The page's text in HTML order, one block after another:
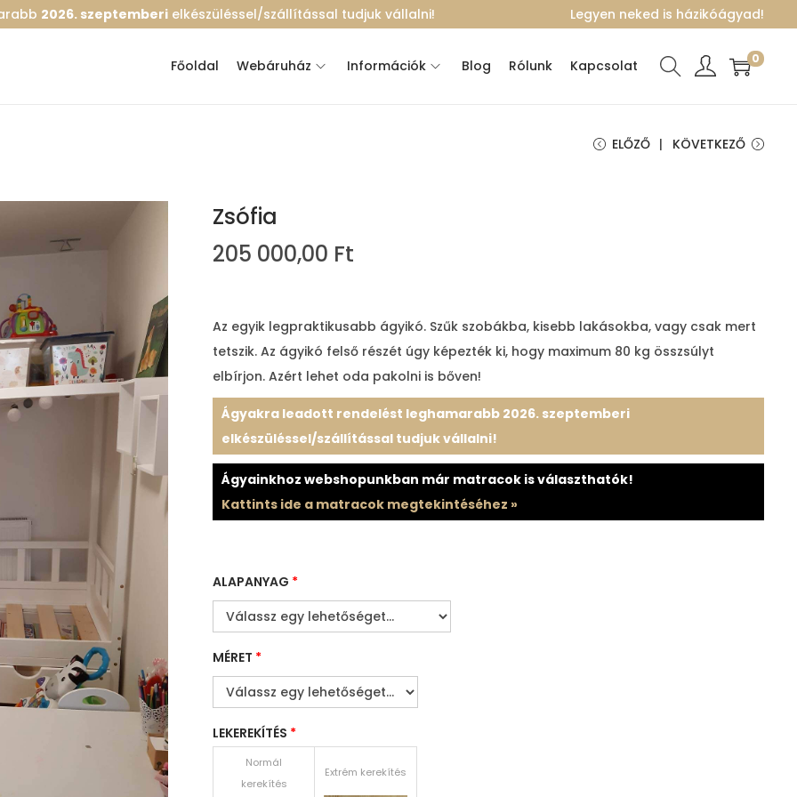
2026. szeptemberielkészüléssel/szállítással tudjuk vállalni! Legyen neked is házikóágyad!
Főoldal Webáruház Információk Blog Rólunk Kapcsolat 0
ELŐZŐ KÖVETKEZŐ
Zsófia
205 000,00 Ft
Az egyik legpraktikusabb ágyikó. Szűk szobákba, kisebb lakásokba, vagy csak mert
tetszik. Az ágyikó felső részét úgy képezték ki, hogy maximum 80 kg összsúlyt
elbírjon. Azért lehet oda pakolni is bőven!
Ágyakra leadott rendelést leghamarabb 2026. szeptemberi
elkészüléssel/szállítással tudjuk vállalni!
Ágyainkhoz webshopunkban már matracok is választhatók!
Kattints ide a matracok megtekintéséhez »
ALAPANYAG *
MÉRET *
LEKEREKÍTÉS *
Normál
kerekítés
Extrém kerekítés